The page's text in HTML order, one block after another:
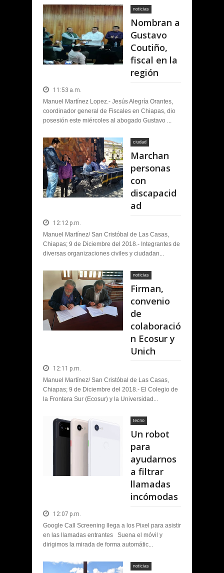
noticias
Nombran a
Gustavo
Coutiño,
fiscal en la
región
11:53 a.m.
Manuel Martínez Lopez.- Jesús Alegría Orantes,
coordinador general de Fiscales en Chiapas, dio
posesión este miércoles al abogado Gustavo ...
ciudad
Marchan
personas
con
discapacid
ad
12:12 p.m.
Manuel Martínez/ San Cristóbal de Las Casas,
Chiapas; 9 de Diciembre del 2018.- Integrantes de
diversas organizaciones civiles y ciudadan...
noticias
Firman,
convenio
de
colaboració
n Ecosur y
Unich
12:11 p.m.
Manuel Martínez/ San Cristóbal de Las Casas,
Chiapas; 9 de Diciembre del 2018.- El Colegio de
la Frontera Sur (Ecosur) y la Universidad...
tecno
Un robot
para
ayudarnos
a filtrar
llamadas
incómodas
12:07 p.m.
Google Call Screening llega a los Pixel para asistir
en las llamadas entrantes Suena el móvil y
dirigimos la mirada de forma automátic...
noticias